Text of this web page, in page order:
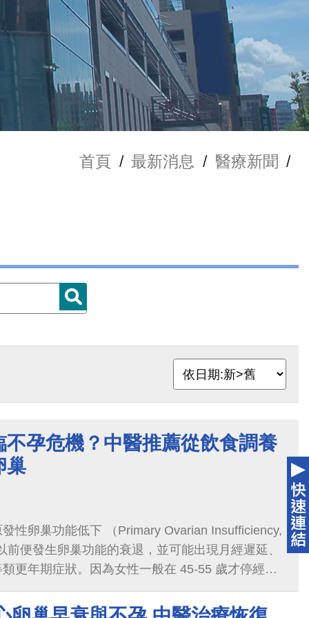
首頁 / 最新消息 / 醫療新聞 /
不孕危機？中醫推薦從飲食調養
巢
性卵巢功能低下 （Primary Ovarian Insufficiency,
前便發生卵巢功能的衰退，並可能出現月經遲延、
更年期症狀。因為女性一般在 45-55 歲才停經，
疑似更年期症狀，醫師通常會再依據...